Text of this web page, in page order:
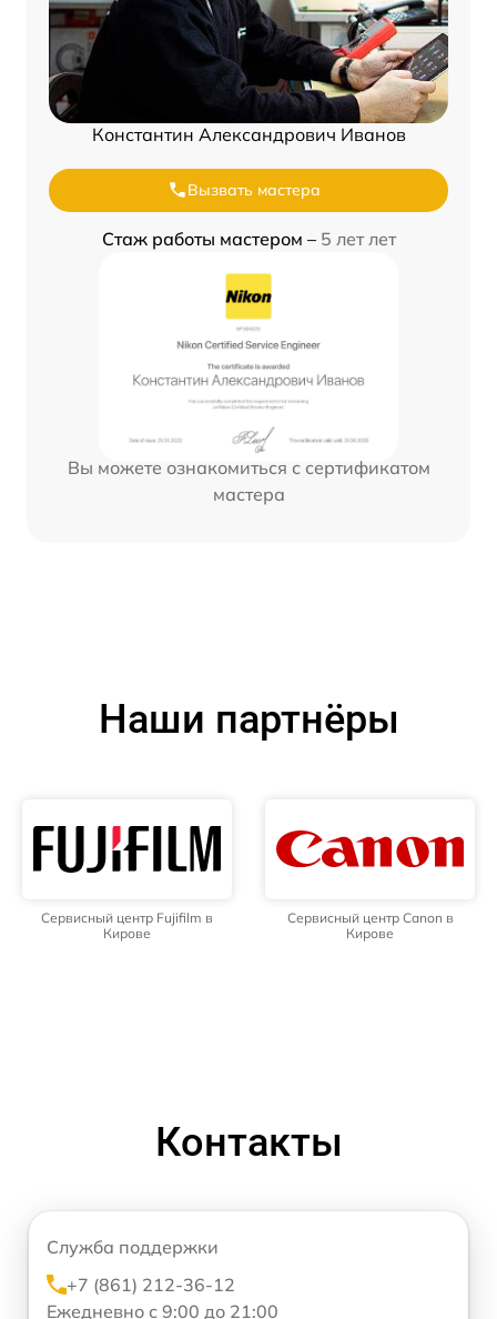
Константин Александрович Иванов
Вызвать мастера
Стаж работы мастером – 5 лет лет
Вы можете ознакомиться с сертификатом
мастера
Наши партнёры
Сервисный центр Fujifilm в
Кирове
Сервисный центр Canon в
Кирове
Контакты
Служба поддержки
+7 (861) 212-36-12
Ежедневно с 9:00 до 21:00